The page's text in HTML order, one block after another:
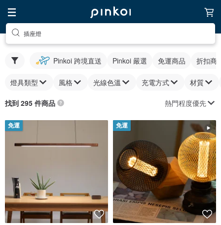
插座燈
Pinkoi 跨境直送 Pinkoi 嚴選 免運商品 折扣商
燈具類型 風格 光線色溫 充電方式 材質
找到 295 件商品 熱門程度優先
免運 免運